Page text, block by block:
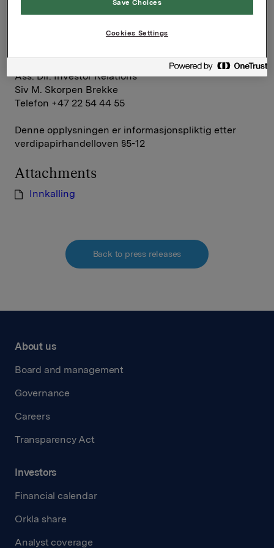
Ass. Dir. Investor Relations
Siv M. Skorpen Brekke
Telefon +47 22 54 44 55
Denne opplysningen er informasjonspliktig etter
verdipapirhandelloven §5-12
Attachments
Innkalling
Back to press releases
About us
Board and management
Governance
Careers
Transparency Act
Investors
Financial calendar
Orkla share
Analyst coverage
Save Choices
Cookies Settings